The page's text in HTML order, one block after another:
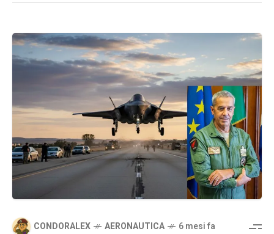
CONDORALEX AERONAUTICA 6 mesi fa